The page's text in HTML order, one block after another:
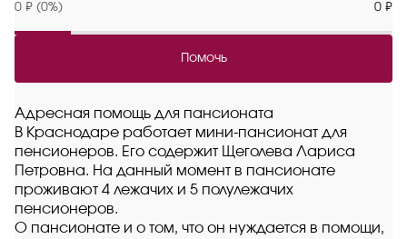
0 ₽ (0%) 0 ₽
Помочь
Адресная помощь для пансионата
В Краснодаре работает мини-пансионат для
пенсионеров. Его содержит Щеголева Лариса
Петровна. На данный момент в пансионате
проживают 4 лежачих и 5 полулежачих
пенсионеров.
О пансионате и о том, что он нуждается в помощи,